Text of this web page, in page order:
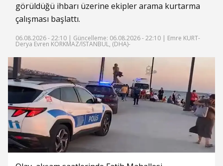
görüldüğü ihbarı üzerine ekipler arama kurtarma
çalışması başlattı.
06.08.2026 - 22:10 | Güncelleme: 06.08.2026 - 22:10 | Emre KURT-
Derya Evren KORKMAZ/İSTANBUL, (DHA)-